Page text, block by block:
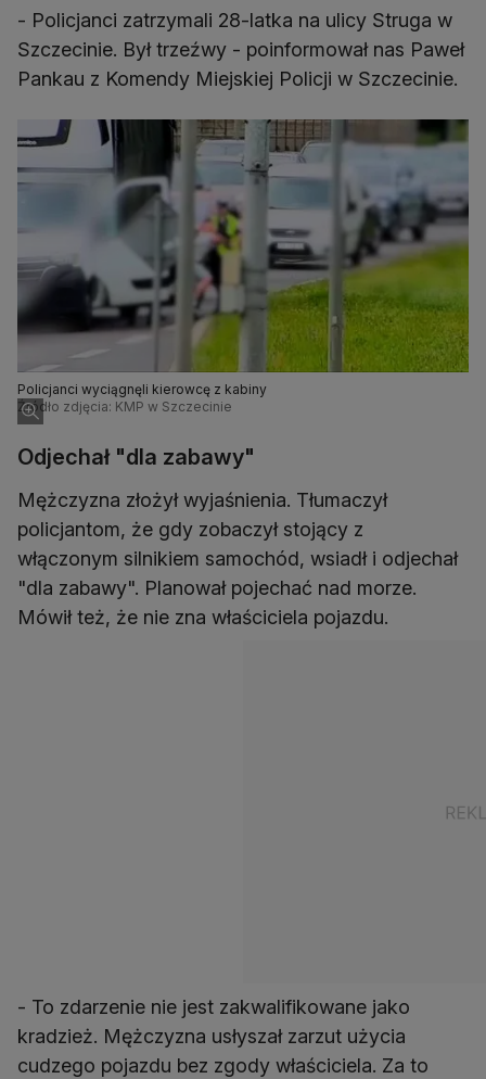
- Policjanci zatrzymali 28-latka na ulicy Struga w
Szczecinie. Był trzeźwy - poinformował nas Paweł
Pankau z Komendy Miejskiej Policji w Szczecinie.
Policjanci wyciągnęli kierowcę z kabiny
Źródło zdjęcia: KMP w Szczecinie
Odjechał "dla zabawy"
Mężczyzna złożył wyjaśnienia. Tłumaczył
policjantom, że gdy zobaczył stojący z
włączonym silnikiem samochód, wsiadł i odjechał
"dla zabawy". Planował pojechać nad morze.
Mówił też, że nie zna właściciela pojazdu.
- To zdarzenie nie jest zakwalifikowane jako
kradzież. Mężczyzna usłyszał zarzut użycia
cudzego pojazdu bez zgody właściciela. Za to